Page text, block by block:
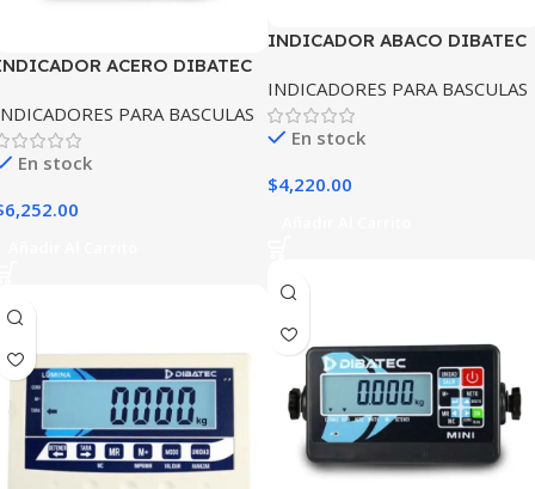
INDICADOR ABACO DIBATEC
INDICADORES PARA BASCULAS
En stock
$4,220.00
ACERO DIBATEC
PARA BASCULAS
En stock
6,252.00